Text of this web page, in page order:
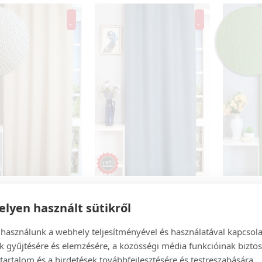
használt sütikről
a webhely teljesítményével és használatával
gyűjtésére és elemzésére, a közösségi média funkcióinak
és a hirdetések továbbfejlesztésére és testreszabására.
színű
szövött
Sötétítés mértéke:
Sunstopper - Farmerkék,
100% fényzáró blackout
függöny
Platan -
jacquard